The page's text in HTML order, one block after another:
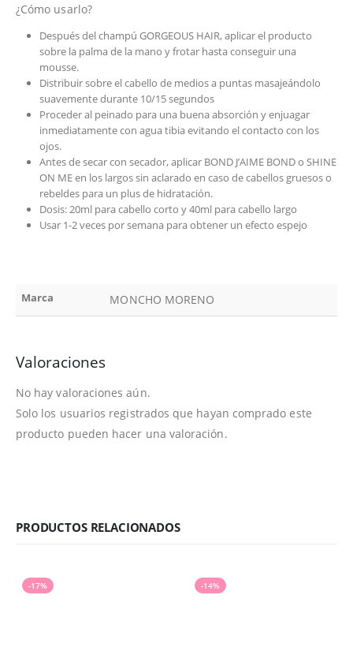
¿Cómo usarlo?
Después del champú GORGEOUS HAIR, aplicar el producto
sobre la palma de la mano y frotar hasta conseguir una
mousse.
Distribuir sobre el cabello de medios a puntas masajeándolo
suavemente durante 10/15 segundos
Proceder al peinado para una buena absorción y enjuagar
inmediatamente con agua tibia evitando el contacto con los
ojos.
Antes de secar con secador, aplicar BOND J’AIME BOND o SHINE
ON ME en los largos sin aclarado en caso de cabellos gruesos o
rebeldes para un plus de hidratación.
Dosis: 20ml para cabello corto y 40ml para cabello largo
Usar 1-2 veces por semana para obtener un efecto espejo
Marca MONCHO MORENO
Valoraciones
No hay valoraciones aún.
Solo los usuarios registrados que hayan comprado este
producto pueden hacer una valoración.
PRODUCTOS RELACIONADOS
-17% -14%